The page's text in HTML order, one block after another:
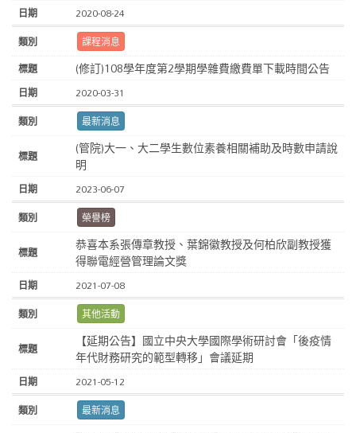
2020-08-24
課程消息
(修訂)108學年度第2學期學雜費繳費單下載時間公告
2020-03-31
最新消息
(管院)大一、大二學生數位素養相關補助及時數申請說
明
2023-06-07
榮譽榜
恭喜本系張傳章教授、葉錦徽教授及何柏欣副教授獲
得聯電經營管理論文獎
2021-07-08
其他活動
【延期公告】國立中央大學國際學術研討會「後疫情
年代財務研究的範型轉移」會議延期
2021-05-12
最新消息